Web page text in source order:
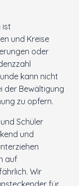
ist
und Kreise
oder
kann nicht
der Bewältigung
zu opfern.
Schüler
und
auf
Wir
für